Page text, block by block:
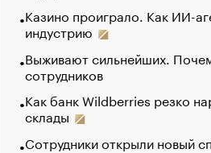
Казино проиграло. Как ИИ-
индустрию
Выживают сильнейших.
сотрудников
Как банк Wildberries резко
склады
Сотрудники открыли новый